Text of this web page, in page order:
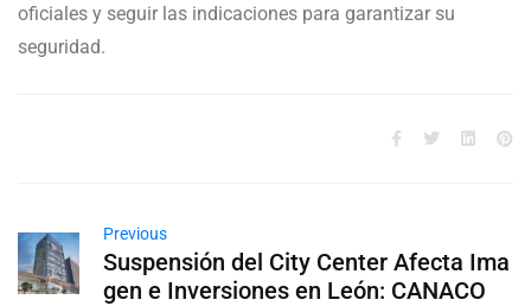
oficiales y seguir las indicaciones para garantizar su
seguridad.
Previous
Suspensión del City Center Afecta Ima
gen e Inversiones en León: CANACO